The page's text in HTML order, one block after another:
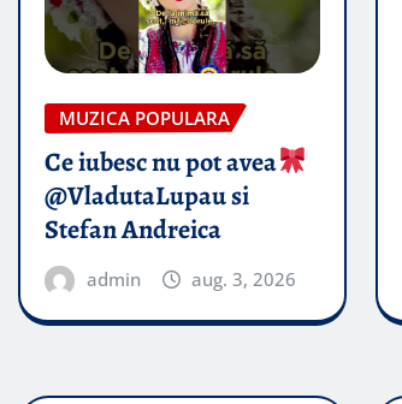
MUZICA POPULARA
Ce iubesc nu pot avea
@VladutaLupau si
Stefan Andreica
admin aug. 3, 2026